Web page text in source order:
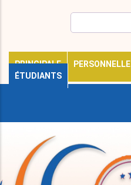
PRINCIPALE
PERSONNELLE
ÉTUDIANTS